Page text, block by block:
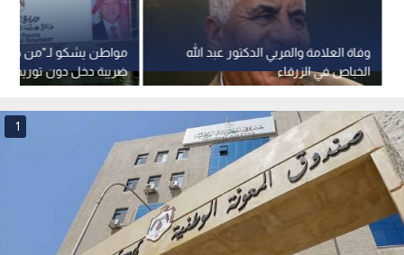
مواطن يشكو لـ"من هنا
ضريبة دخل دون
توضح حقوق الموظفين
وفاة العلامة والمربي الدكتور عبد الله
الخباص في الزرقاء
1